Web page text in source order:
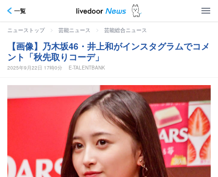
一覧
ニューストップ > 芸能ニュース > 芸能総合ニュース
【画像】乃木坂46・井上和がインスタグラムでコメ
ント「秋先取りコーデ」
2025年9月22日 17時0分 E-TALENTBANK